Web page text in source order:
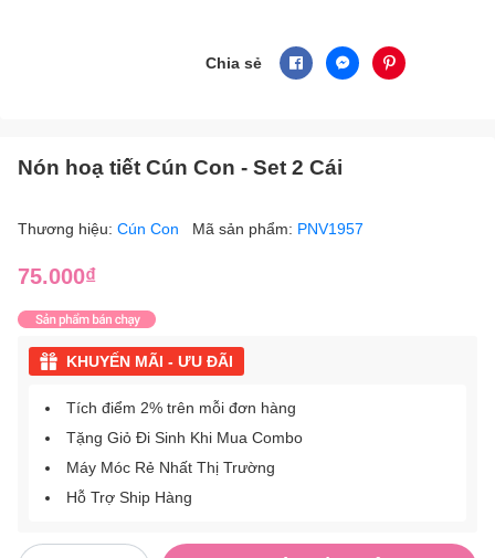
Chia sẻ
Nón hoạ tiết Cún Con - Set 2 Cái
Thương hiệu: Cún Con Mã sản phẩm: PNV1957
75.000₫
KHUYẾN MÃI - ƯU ĐÃI
Tích điểm 2% trên mỗi đơn hàng
Tặng Giỏ Đi Sinh Khi Mua Combo
Máy Móc Rẻ Nhất Thị Trường
Hỗ Trợ Ship Hàng